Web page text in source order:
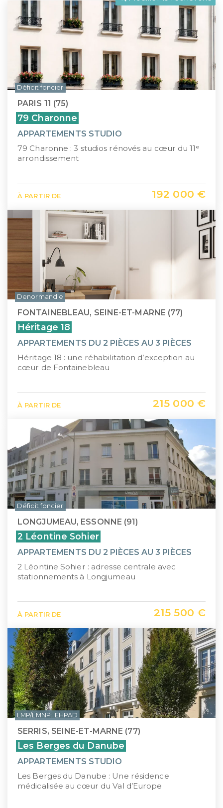
CIIC (Corse)
Maurice (non-résident)
TVA réduite
Pays de la Loire
Provence-Alpes-Côte d'Azur
Guadeloupe (971)
Guyane (973)
La Réunion (974)
Martinique (972)
Nouvelle-Calédonie (988)
Polynésie française (987)
Île Maurice
PARIS 11 (75)
79 Charonne
APPARTEMENTS STUDIO
79 Charonne : 3 studios rénovés au cœur du 11ᵉ
arrondissement
À PARTIR DE 192 000 €
Déficit foncier
FONTAINEBLEAU, SEINE-ET-MARNE (77)
Héritage 18
APPARTEMENTS DU 2 PIÈCES AU 3 PIÈCES
Héritage 18 : une réhabilitation d’exception au
cœur de Fontainebleau
À PARTIR DE 215 000 €
Denormandie
LONGJUMEAU, ESSONNE (91)
2 Léontine Sohier
APPARTEMENTS DU 2 PIÈCES AU 3 PIÈCES
2 Léontine Sohier : adresse centrale avec
stationnements à Longjumeau
À PARTIR DE 215 500 €
Déficit foncier
SERRIS, SEINE-ET-MARNE (77)
Les Berges du Danube
APPARTEMENTS STUDIO
Les Berges du Danube : Une résidence
médicalisée au cœur du Val d’Europe
LMP/LMNP EHPAD